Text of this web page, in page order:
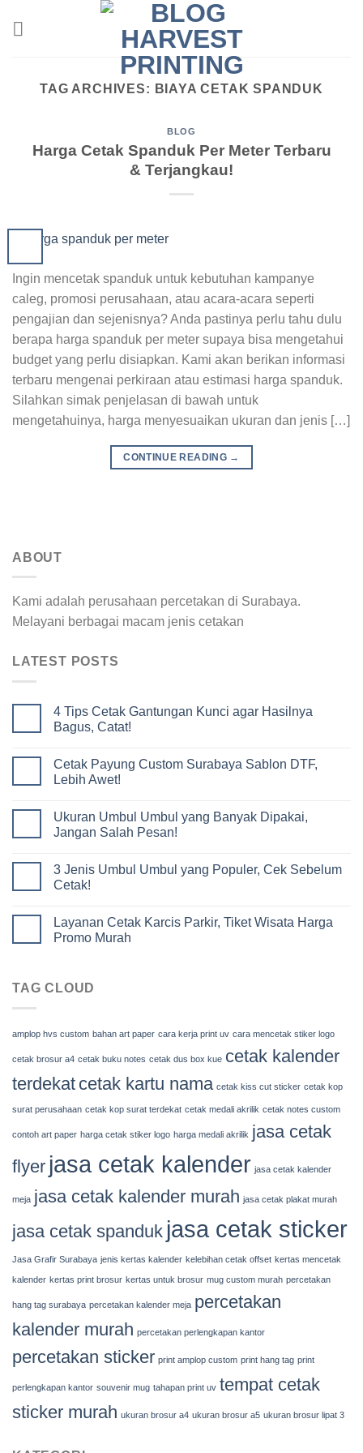
TAG ARCHIVES: BIAYA CETAK SPANDUK
BLOG
Harga Cetak Spanduk Per Meter Terbaru
& Terjangkau!
Ingin mencetak spanduk untuk kebutuhan kampanye
caleg, promosi perusahaan, atau acara-acara seperti
pengajian dan sejenisnya? Anda pastinya perlu tahu dulu
berapa harga spanduk per meter supaya bisa mengetahui
budget yang perlu disiapkan. Kami akan berikan informasi
terbaru mengenai perkiraan atau estimasi harga spanduk.
Silahkan simak penjelasan di bawah untuk
mengetahuinya, harga menyesuaikan ukuran dan jenis […]
CONTINUE READING →
ABOUT
Kami adalah perusahaan percetakan di Surabaya.
Melayani berbagai macam jenis cetakan
LATEST POSTS
4 Tips Cetak Gantungan Kunci agar Hasilnya
Bagus, Catat!
Cetak Payung Custom Surabaya Sablon DTF,
Lebih Awet!
Ukuran Umbul Umbul yang Banyak Dipakai,
Jangan Salah Pesan!
3 Jenis Umbul Umbul yang Populer, Cek Sebelum
Cetak!
Layanan Cetak Karcis Parkir, Tiket Wisata Harga
Promo Murah
TAG CLOUD
amplop hvs custom bahan art paper cara kerja print uv cara mencetak stiker logo
cetak brosur a4 cetak buku notes cetak dus box kue cetak kalender
terdekat cetak kartu nama cetak kiss cut sticker cetak kop
surat perusahaan cetak kop surat terdekat cetak medali akrilik cetak notes custom
contoh art paper harga cetak stiker logo harga medali akrilik jasa cetak
flyer jasa cetak kalender jasa cetak kalender
meja jasa cetak kalender murah jasa cetak plakat murah
jasa cetak spanduk jasa cetak sticker
Jasa Grafir Surabaya jenis kertas kalender kelebihan cetak offset kertas mencetak
kalender kertas print brosur kertas untuk brosur mug custom murah percetakan
hang tag surabaya percetakan kalender meja percetakan
kalender murah percetakan perlengkapan kantor
percetakan sticker print amplop custom print hang tag print
perlengkapan kantor souvenir mug tahapan print uv tempat cetak
sticker murah ukuran brosur a4 ukuran brosur a5 ukuran brosur lipat 3